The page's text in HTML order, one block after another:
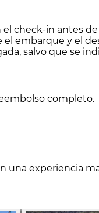
check-in antes
embarque y el
salvo que se
completo.
una experiencia